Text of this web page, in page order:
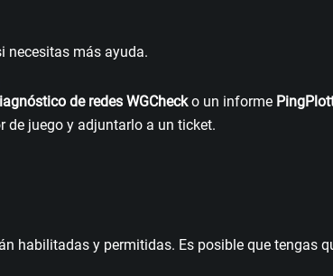
necesitas más ayuda.
de redes WGChecko un informe
de juego y adjuntarlo a un ticket.
habilitadas y permitidas. Es posible que tengas